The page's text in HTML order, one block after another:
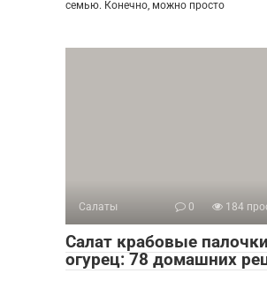
семью. Конечно, можно просто
Салаты 0 184
Салат крабовые палочки
огурец: 78 домашних